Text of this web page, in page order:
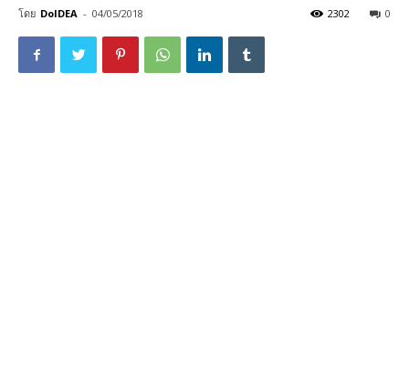
โดย DoIDEA - 04/05/2018 0
2302